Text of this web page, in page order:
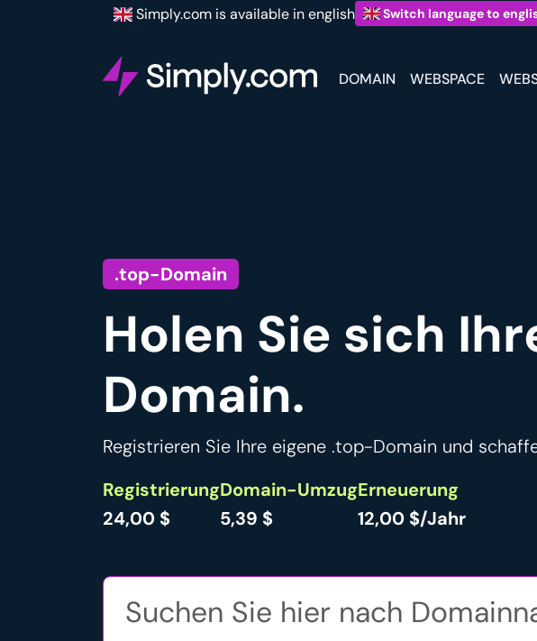
Simply.com is available in english Switch language to
DOMAIN WEBSPACE
.top-Domain
Holen Sie sich
Domain.
Registrieren Sie Ihre eigene .top-Domain und
Registrierung
24,00 $
Domain-Umzug
5,39 $
Erneuerung
12,00 $/Jahr